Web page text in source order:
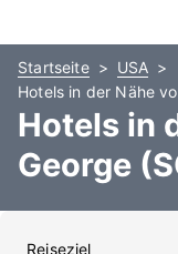
Startseite
USA
Hotels in der Nähe
Hotels in
George
Reiseziel